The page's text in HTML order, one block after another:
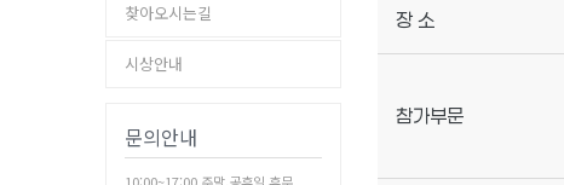
찾아오시는길
시상안내
문의안내
장 소
참가부문